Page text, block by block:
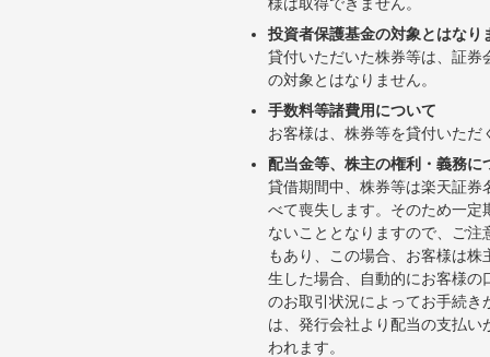
投資者保護基金の対象とはなり
貸付いただいた株券等は、証
の対象とはなりません。
手数料等諸費用について
お客様は、株券等を貸付いた
配当金等、株主の権利・義務に
貸借期間中、株券等は楽天証
べて喪失します。そのため一
ないこととなりますので、ご
もあり、この場合、お客様は
生した場合、自動的にお客様
のお取引状況によってお手続
は、発行会社より配当の支払
われます。